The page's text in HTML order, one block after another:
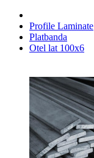
Profile Laminate
Platbanda
Otel lat 100x6